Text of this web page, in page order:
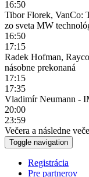
16:50
Tibor Florek, VanCo:
zo sveta MW
16:50
17:15
Radek Hofman,
násobne prekonaná
17:15
17:35
Vladimír Neumann -
20:00
23:59
Večera a následne
Toggle navigation
Registrácia
Pre partnerov